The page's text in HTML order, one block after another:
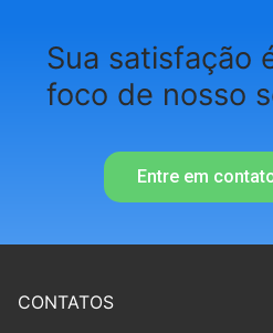
Sua satisfação
foco de nosso
Entre em
CONTATOS